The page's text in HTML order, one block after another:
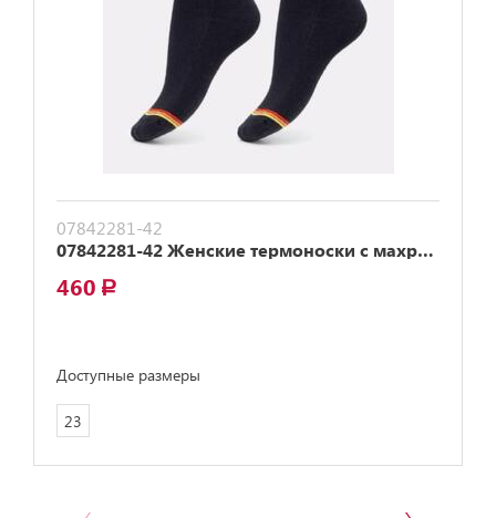
07842281-42
07842281-42 Женские термоноски с махрой MF черный
460 a
Доступные размеры
23